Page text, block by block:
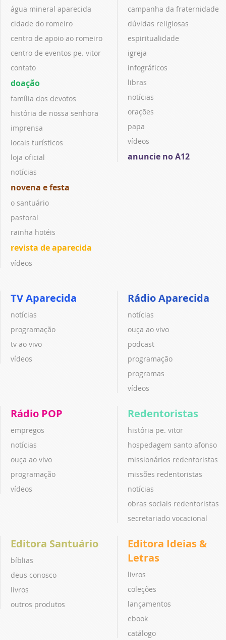
água mineral aparecida
cidade do romeiro
centro de apoio ao romeiro
centro de eventos pe. vitor
contato
doação
família dos devotos
história de nossa senhora
imprensa
locais turísticos
loja oficial
notícias
novena e festa
o santuário
pastoral
rainha hotéis
revista de aparecida
vídeos
campanha da fraternidade
dúvidas religiosas
espiritualidade
igreja
infográficos
libras
notícias
orações
papa
vídeos
anuncie no A12
TV Aparecida
notícias
programação
tv ao vivo
vídeos
Rádio Aparecida
notícias
ouça ao vivo
podcast
programação
programas
vídeos
Rádio POP
empregos
notícias
ouça ao vivo
programação
vídeos
Redentoristas
história pe. vitor
hospedagem santo afonso
missionários redentoristas
missões redentoristas
notícias
obras sociais redentoristas
secretariado vocacional
Editora Santuário
bíblias
deus conosco
livros
outros produtos
Editora Ideias &
Letras
livros
coleções
lançamentos
ebook
catálogo